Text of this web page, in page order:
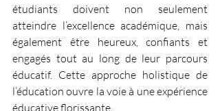
étudiants doivent non seulement
atteindre l’excellence académique, mais
également être heureux, confiants et
engagés tout au long de leur parcours
éducatif. Cette approche holistique de
l’éducation ouvre la voie à une expérience
éducative florissante.